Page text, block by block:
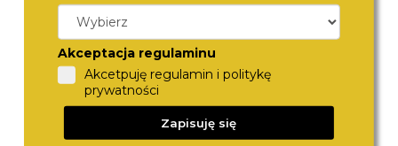
Akceptacja regulaminu
Akcetpuję regulamin i politykę
prywatności
Zapisuję się